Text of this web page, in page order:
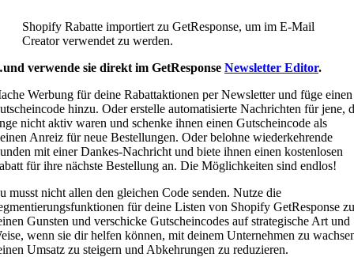
Shopify Rabatte importiert zu GetResponse, um im E-Mail
Creator verwendet zu werden.
verwende sie direkt im GetResponse Newsletter Editor.
Werbung für deine Rabattaktionen per Newsletter und füge einen
hinzu. Oder erstelle automatisierte Nachrichten für jene,
nicht aktiv waren und schenke ihnen einen Gutscheincode als
Anreiz für neue Bestellungen. Oder belohne wiederkehrende
mit einer Dankes-Nachricht und biete ihnen einen kostenlosen
für ihre nächste Bestellung an. Die Möglichkeiten sind endlos!
musst nicht allen den gleichen Code senden. Nutze die
für deine Listen von Shopify GetResponse zu
Gunsten und verschicke Gutscheincodes auf strategische Art und
wenn sie dir helfen können, mit deinem Unternehmen zu
Umsatz zu steigern und Abkehrungen zu reduzieren.